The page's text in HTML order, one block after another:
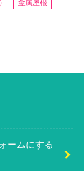
金属屋根
ームにする